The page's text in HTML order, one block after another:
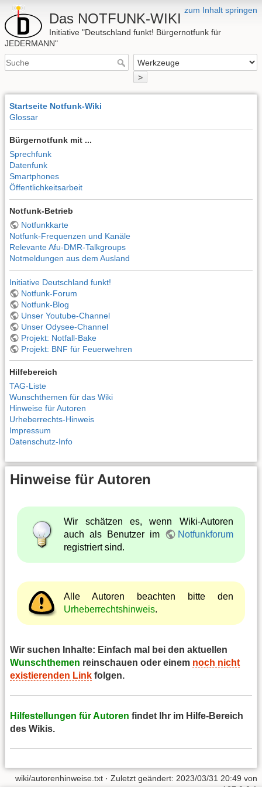
zum Inhalt springen
Das NOTFUNK-WIKI
Initiative "Deutschland funkt! Bürgernotfunk für
JEDERMANN"
>
Startseite Notfunk-Wiki
Glossar
Bürgernotfunk mit ...
Sprechfunk
Datenfunk
Smartphones
Öffentlichkeitsarbeit
Notfunk-Betrieb
Notfunkkarte
Notfunk-Frequenzen und Kanäle
Relevante Afu-DMR-Talkgroups
Notmeldungen aus dem Ausland
Initiative Deutschland funkt!
Notfunk-Forum
Notfunk-Blog
Unser Youtube-Channel
Unser Odysee-Channel
Projekt: Notfall-Bake
Projekt: BNF für Feuerwehren
Hilfebereich
TAG-Liste
Wunschthemen für das Wiki
Hinweise für Autoren
Urheberrechts-Hinweis
Impressum
Datenschutz-Info
Hinweise für Autoren
Wir schätzen es, wenn Wiki-Autoren
auch als Benutzer im
Notfunkforum
registriert sind.
Alle Autoren beachten bitte den
Urheberrechtshinweis.
Wir suchen Inhalte: Einfach mal bei den aktuellen
Wunschthemen reinschauen oder einem noch nicht
existierenden Link folgen.
Hilfestellungen für Autoren findet Ihr im Hilfe-Bereich
des Wikis.
wiki/autorenhinweise.txt · Zuletzt geändert: 2023/03/31 20:49 von